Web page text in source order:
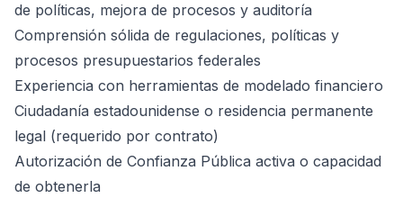
de políticas, mejora de procesos y auditoría
Comprensión sólida de regulaciones, políticas y
procesos presupuestarios federales
Experiencia con herramientas de modelado financiero
Ciudadanía estadounidense o residencia permanente
legal (requerido por contrato)
Autorización de Confianza Pública activa o capacidad
de obtenerla